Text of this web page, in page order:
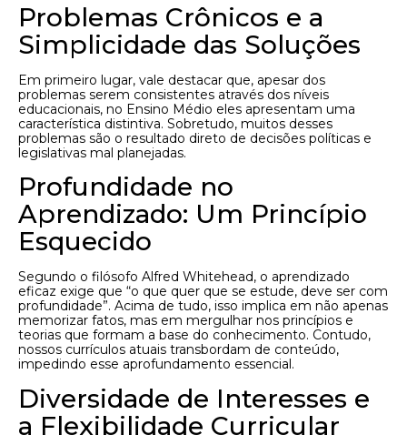
Problemas Crônicos e a
Simplicidade das Soluções
Em primeiro lugar, vale destacar que, apesar dos
problemas serem consistentes através dos níveis
educacionais, no Ensino Médio eles apresentam uma
característica distintiva. Sobretudo, muitos desses
problemas são o resultado direto de decisões políticas e
legislativas mal planejadas.
Profundidade no
Aprendizado: Um Princípio
Esquecido
Segundo o filósofo Alfred Whitehead, o aprendizado
eficaz exige que “o que quer que se estude, deve ser com
profundidade”. Acima de tudo, isso implica em não apenas
memorizar fatos, mas em mergulhar nos princípios e
teorias que formam a base do conhecimento. Contudo,
nossos currículos atuais transbordam de conteúdo,
impedindo esse aprofundamento essencial.
Diversidade de Interesses e
a Flexibilidade Curricular